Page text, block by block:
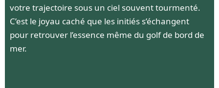
votre trajectoire sous un ciel souvent tourmenté.
C’est le joyau caché que les initiés s’échangent
pour retrouver l’essence même du golf de bord de
mer.